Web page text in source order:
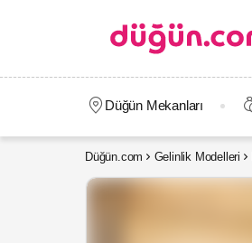
Düğün Mekanları
Düğün.com Gelinlik Modelleri